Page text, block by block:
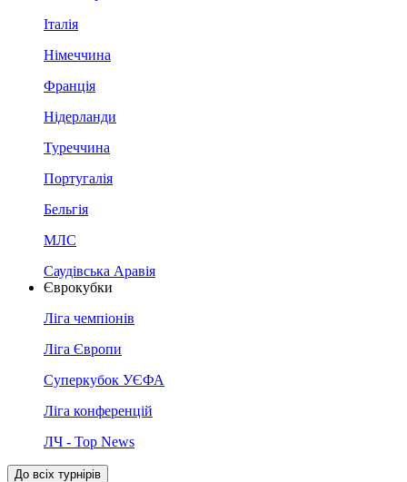
Італія
Німеччина
Франція
Нідерланди
Туреччина
Португалія
Бельгія
МЛС
Саудівська Аравія
Єврокубки
Ліга чемпіонів
Ліга Європи
Суперкубок УЄФА
Ліга конференцій
ЛЧ - Top News
До всіх турнірів